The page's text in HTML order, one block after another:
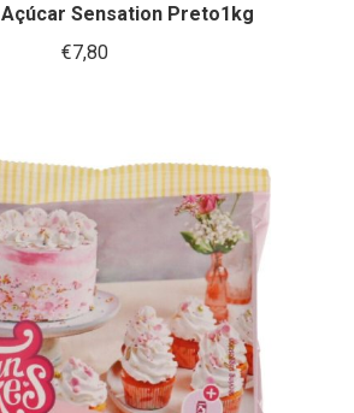
Sensation Preto1kg
€7,80